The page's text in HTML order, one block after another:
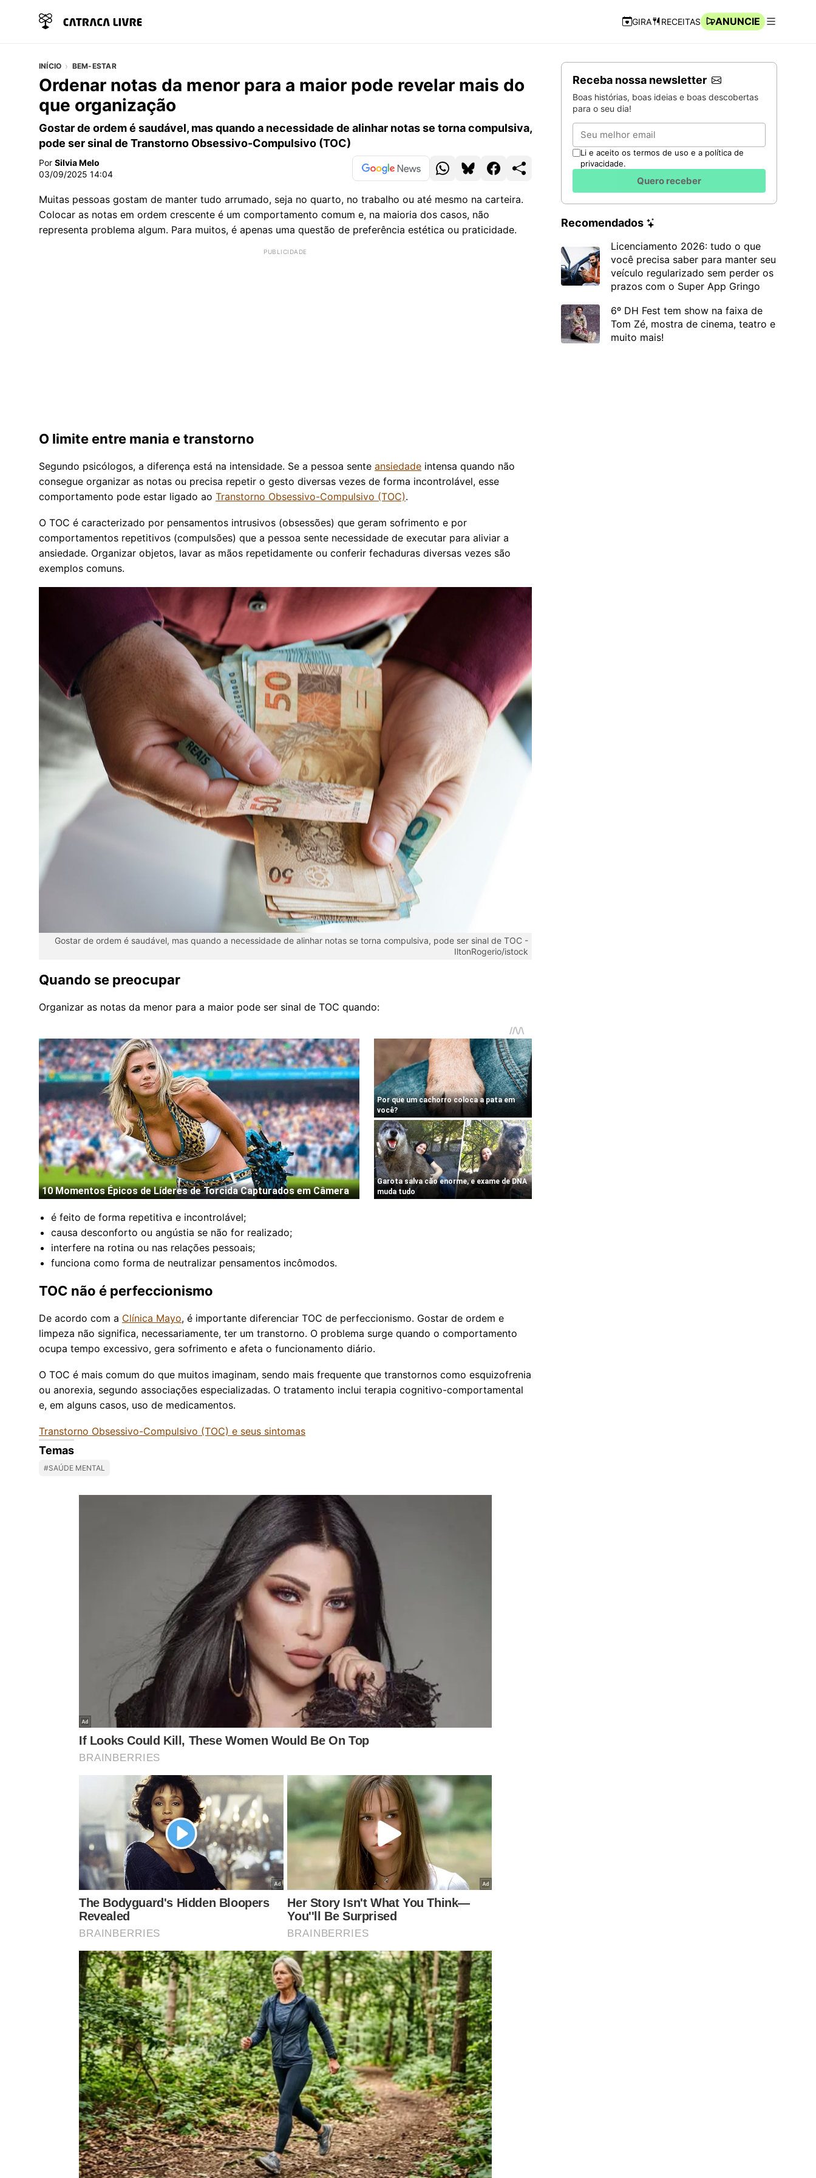
Navegação Rápida
GIRA RECEITAS
ANUNCIE
INÍCIO BEM-ESTAR
Ordenar notas da menor para a maior pode revelar mais do
que organização
Gostar de ordem é saudável, mas quando a necessidade de alinhar notas se torna compulsiva,
pode ser sinal de Transtorno Obsessivo-Compulsivo (TOC)
Por Silvia Melo
03/09/2025 14:04
Muitas pessoas gostam de manter tudo arrumado, seja no quarto, no trabalho ou até mesmo na carteira.
Colocar as notas em ordem crescente é um comportamento comum e, na maioria dos casos, não
representa problema algum. Para muitos, é apenas uma questão de preferência estética ou praticidade.
O limite entre mania e transtorno
Segundo psicólogos, a diferença está na intensidade. Se a pessoa sente ansiedade intensa quando não
consegue organizar as notas ou precisa repetir o gesto diversas vezes de forma incontrolável, esse
comportamento pode estar ligado ao Transtorno Obsessivo-Compulsivo (TOC).
O TOC é caracterizado por pensamentos intrusivos (obsessões) que geram sofrimento e por
comportamentos repetitivos (compulsões) que a pessoa sente necessidade de executar para aliviar a
ansiedade. Organizar objetos, lavar as mãos repetidamente ou conferir fechaduras diversas vezes são
exemplos comuns.
Gostar de ordem é saudável, mas quando a necessidade de alinhar notas se torna compulsiva, pode ser sinal de TOC -
IltonRogerio/istock
Quando se preocupar
Organizar as notas da menor para a maior pode ser sinal de TOC quando:
é feito de forma repetitiva e incontrolável;
causa desconforto ou angústia se não for realizado;
interfere na rotina ou nas relações pessoais;
funciona como forma de neutralizar pensamentos incômodos.
TOC não é perfeccionismo
De acordo com a Clínica Mayo, é importante diferenciar TOC de perfeccionismo. Gostar de ordem e
limpeza não significa, necessariamente, ter um transtorno. O problema surge quando o comportamento
ocupa tempo excessivo, gera sofrimento e afeta o funcionamento diário.
O TOC é mais comum do que muitos imaginam, sendo mais frequente que transtornos como esquizofrenia
ou anorexia, segundo associações especializadas. O tratamento inclui terapia cognitivo-comportamental
e, em alguns casos, uso de medicamentos.
Transtorno Obsessivo-Compulsivo (TOC) e seus sintomas
Temas
#SAÚDE MENTAL
Receba nossa newsletter
Boas histórias, boas ideias e boas descobertas
para o seu dia!
Email
Li e aceito os termos de uso e a política de
privacidade.
Quero receber
Recomendados
Licenciamento 2026: tudo o que
você precisa saber para manter seu
veículo regularizado sem perder os
prazos com o Super App Gringo
6º DH Fest tem show na faixa de
Tom Zé, mostra de cinema, teatro e
muito mais!